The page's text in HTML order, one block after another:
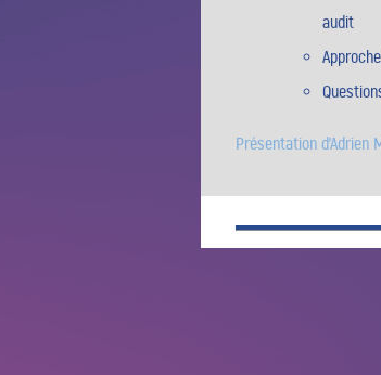
audit
Présentation d’Adrien